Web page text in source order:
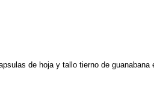
de hoja y tallo tierno de